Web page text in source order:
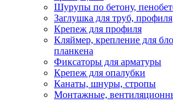
Шурупы по бетону,
Заглушка для труб, профиля
Крепеж для профиля
Кляймер, крепление для
планкена
Фиксаторы для арматуры
Крепеж для опалубки
Канаты, шнуры, стропы
Монтажные,